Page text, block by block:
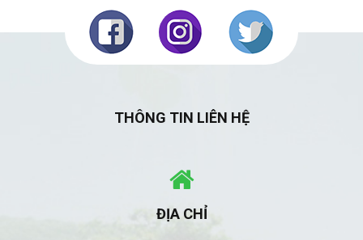
THÔNG TIN LIÊN HỆ
ĐỊA CHỈ